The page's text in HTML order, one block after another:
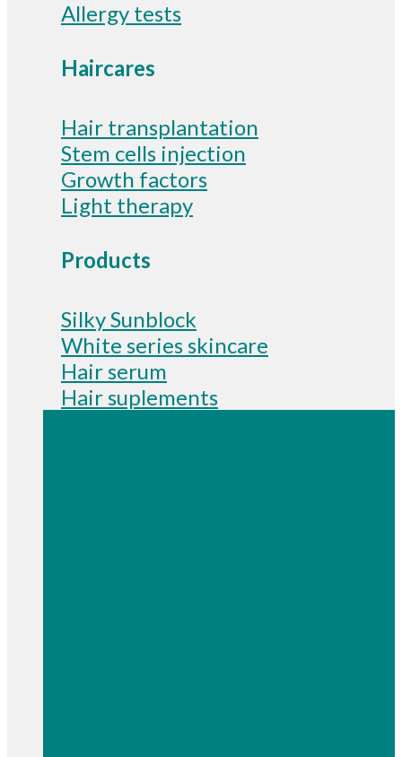
Allergy tests
Haircares
Hair transplantation
Stem cells injection
Growth factors
Light therapy
Products
Silky Sunblock
White series skincare
Hair serum
Hair suplements